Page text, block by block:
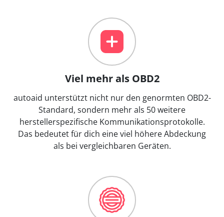
Viel mehr als OBD2
autoaid unterstützt nicht nur den genormten OBD2-
Standard, sondern mehr als 50 weitere
herstellerspezifische Kommunikationsprotokolle.
Das bedeutet für dich eine viel höhere Abdeckung
als bei vergleichbaren Geräten.